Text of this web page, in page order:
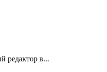
редактор в...